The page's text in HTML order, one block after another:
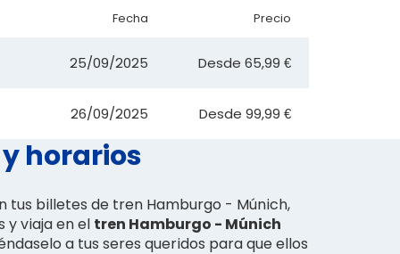
Fecha Precio
25/09/2025 Desde 65,99 €
26/09/2025 Desde 99,99 €
horarios
tus billetes de tren Hamburgo - Múnich,
y viaja en el tren Hamburgo - Múnich
a tus seres queridos para que ellos